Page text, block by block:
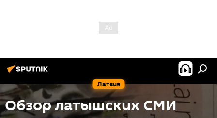
Латвия
Обзор латышских СМИ